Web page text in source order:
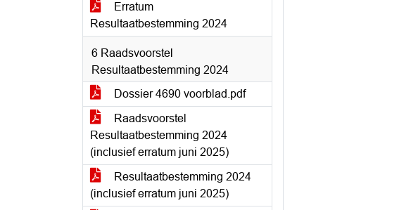
Erratum
Resultaatbestemming 2024
6 Raadsvoorstel
Resultaatbestemming 2024
Dossier 4690 voorblad.pdf
Raadsvoorstel
Resultaatbestemming 2024
(inclusief erratum juni 2025)
Resultaatbestemming 2024
(inclusief erratum juni 2025)